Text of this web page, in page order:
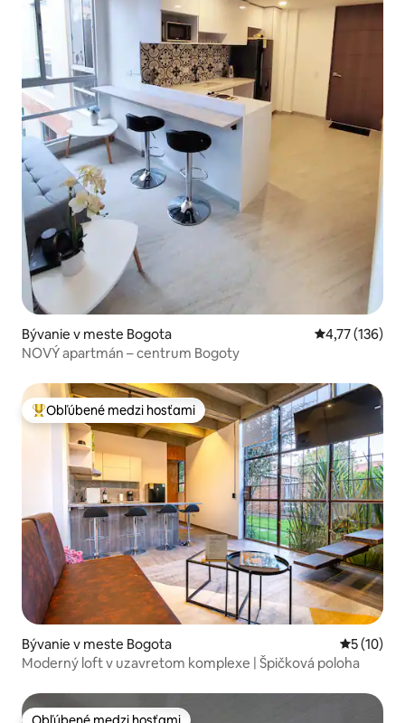
Bývanie v meste Bogota Priemerné
4,77 (136)
NOVÝ apartmán – centrum Bogoty
Najobľúbenejšie medzi hosťami
Obľúbené medzi hosťami
Bývanie v meste Bogota
5 (10)
Moderný loft v uzavretom komplexe | Špičková poloha